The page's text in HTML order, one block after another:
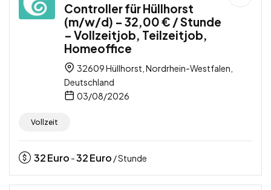
Controller für Hüllhorst
(m/w/d) – 32,00 € / Stunde
– Vollzeitjob, Teilzeitjob,
Homeoffice
32609 Hüllhorst, Nordrhein-Westfalen,
Deutschland
03/08/2026
Vollzeit
32Euro -32Euro / Stunde